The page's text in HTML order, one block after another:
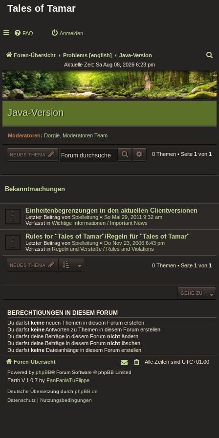
Tales of Tamar
FAQ Anmelden
Foren-Übersicht Problems [english] Java-Version
c
h
e
Aktuelle Zeit: Sa Aug 08, 2026 6:23 pm
Java-Version
Moderatoren: Dorgie Moderatoren Team
NEUES THEMA SUCHE ERWEITERTE SUCHE
0 Themen • Seite 1 von 1
Bekanntmachungen
Einheitenbegrenzungen in den aktuellen Clientversionen
Letzter Beitrag von Spielleitung « So Mai 29, 2011 9:32 am
Verfasst in Wichtige Informationen / Important News
Rules for "Tales of Tamar"/Regeln für "Tales of Tamar"
Letzter Beitrag von Spielleitung « Do Nov 23, 2006 6:43 pm
Verfasst in Regeln und Verstöße / Rules and Violations
NEUES THEMA 0 Themen • Seite 1 von 1
GEHE ZU
BERECHTIGUNGEN IN DIESEM FORUM
Du darfst keine neuen Themen in diesem Forum erstellen.
Du darfst keineAntworten zu Themen in diesem Forum erstellen.
Du darfst deine Beiträge in diesem Forum nicht ändern.
Du darfst deine Beiträge in diesem Forum nicht löschen.
Du darfst keine Dateianhänge in diesem Forum erstellen.
Foren-Übersicht Alle Zeiten sind UTC+01:00
Powered by phpBB® Forum Software © phpBB Limited
Earth V.1.0.7 by FanFanlaTuFlippe
Deutsche Übersetzung durch phpBB.de
Datenschutz | Nutzungsbedingungen